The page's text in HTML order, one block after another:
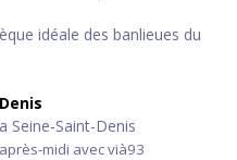
idéale des banlieues du
Seine-Saint-Denis
midi avec vià93